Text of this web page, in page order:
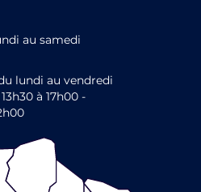
au samedi
lundi au vendredi
à 17h00 -